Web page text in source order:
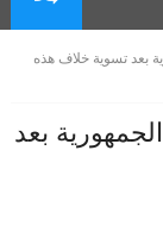
بعد تسوية خلاف هذه
بعد